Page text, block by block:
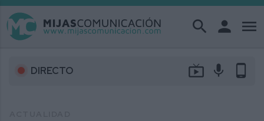
search person menu
DIRECTO live_tv mic phone_android